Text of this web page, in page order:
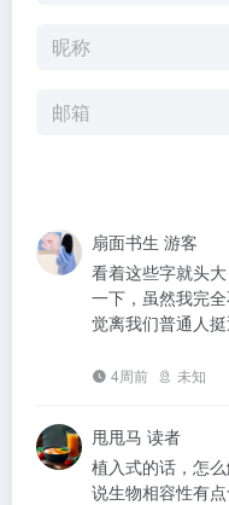
扇面书生 游客
看着这些字就头
一下，虽然我完
觉离我们普通人
4周前 未知
甩甩马 读者
植入式的话，怎
说生物相容性有